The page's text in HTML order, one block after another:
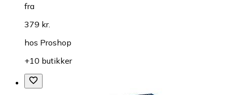
fra
379 kr.
hos Proshop
+10 butikker